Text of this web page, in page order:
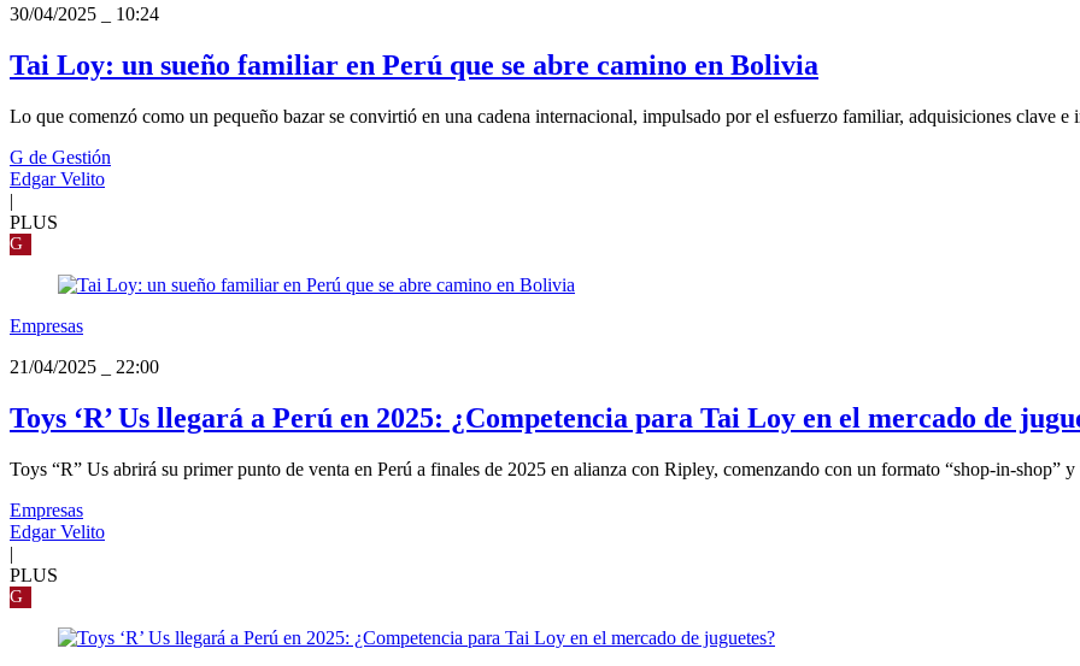
30/04/2025
10:24
Tai Loy: un sueño familiar en Perú que se abre camino en Bolivia
Lo que comenzó como un pequeño bazar se convirtió en una cadena internacional, impulsado por el esfuerzo familiar, adquisiciones clave e
G de Gestión
Edgar Velito
|
PLUS
G
Empresas
21/04/2025
22:00
Toys ‘R’ Us llegará a Perú en 2025: ¿Competencia para Tai Loy en el mercado de
Toys “R” Us abrirá su primer punto de venta en Perú a finales de 2025 en alianza con Ripley, comenzando con un formato “shop-in-shop” y
Empresas
Edgar Velito
|
PLUS
G